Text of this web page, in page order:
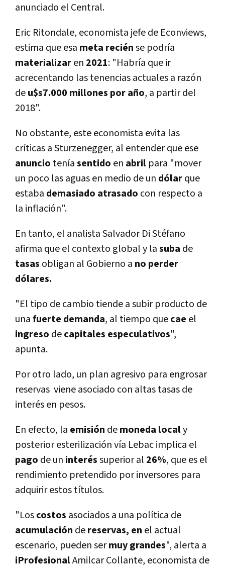
anunciado el Central.
Eric Ritondale, economista jefe de Econviews,
estima que esa meta reciénse podría
materializaren 2021: "Habría que ir
acrecentando las tenencias actuales a razón
deu$s7.000 millones por año, a partir del
2018".
No obstante, este economista evita las
críticas a Sturzenegger, al entender que ese
anuncio teníasentido en abril para "mover
un poco las aguas en medio de un dólarque
estaba demasiado atrasado con respecto a
la inflación".
En tanto, el analista Salvador Di Stéfano
afirma que el contexto global y lasuba de
tasas obligan al Gobierno a no perder
dólares.
"El tipo de cambio tiende a subir producto de
unafuerte demanda, al tiempo quecae el
ingreso decapitales especulativos",
apunta.
Por otro lado, un plan agresivo para engrosar
reservas viene asociado con altas tasas de
interés en pesos.
En efecto, la emisión demoneda localy
posterior esterilización vía Lebac implica el
pago de un interéssuperior al 26%, que es el
rendimiento pretendido por inversores para
adquirir estos títulos.
"Loscostos asociados a una política de
acumulación dereservas, en el actual
escenario, pueden sermuygrandes", alerta a
iProfesionalAmilcar Collante, economista de